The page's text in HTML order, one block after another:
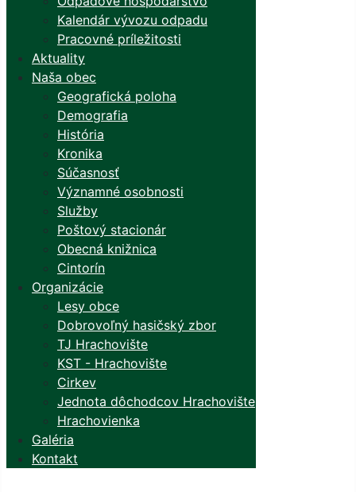
Kalendár vývozu odpadu
Pracovné príležitosti
Aktuality
Naša obec
Geografická poloha
Demografia
História
Kronika
Súčasnosť
Významné osobnosti
Služby
Poštový stacionár
Obecná knižnica
Cintorín
Organizácie
Lesy obce
Dobrovoľný hasičský zbor
TJ Hrachovište
KST - Hrachovište
Cirkev
Jednota dôchodcov Hrachovište
Hrachovienka
Galéria
Kontakt